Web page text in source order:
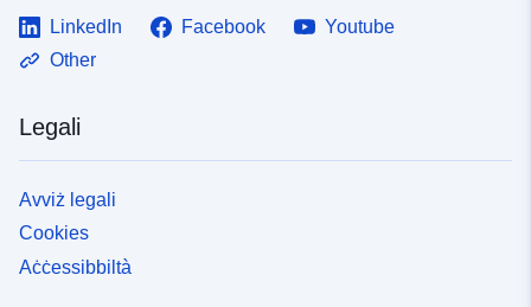
LinkedIn Facebook
Youtube
Other
Legali
Avviż legali
Cookies
Aċċessibbiltà